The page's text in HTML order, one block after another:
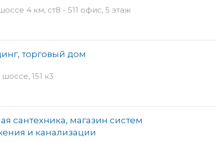
4 км, ст8 - 511 офис, 5 этаж
торговый дом
151 к3
сантехника, магазин систем
и канализации